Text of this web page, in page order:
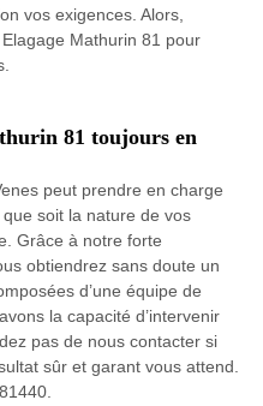
vos exigences. Alors,
Mathurin 81 pour
81 toujours en
peut prendre en charge
soit la nature de vos
Grâce à notre forte
obtiendrez sans doute un
d’une équipe de
la capacité d’intervenir
pas de nous contacter si
sûr et garant vous attend.